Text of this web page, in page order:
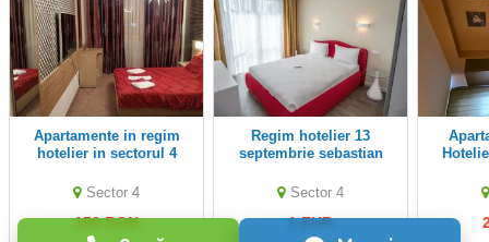
Apartamente in regim
hotelier in sectorul 4
Sector 4
150 RON
Regim hotelier 13
septembrie sebastian
unirii universitate metrou
Sector 4
1 EUR
Apartamente Regim